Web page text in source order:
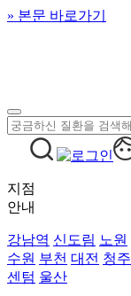
» 본문 바로가기
지점
안내
강남역 신도림 노원
수원 부천 대전 청주
센텀 울산